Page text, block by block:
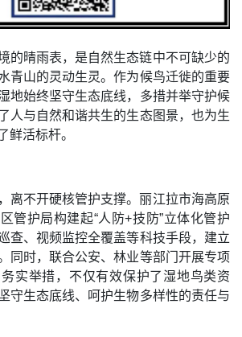
的晴雨表，是自然生态链中不可缺少的
青山的灵动生灵。作为候鸟迁徙的重要
地始终坚守生态底线，多措并举守护候
人与自然和谐共生的生态图景，也为生
鲜活标杆。
离不开硬核管护支撑。丽江拉市海高原
管护局构建起“人防+技防”立体化管护
查、视频监控全覆盖等科技手段，建立
同时，联合公安、林业等部门开展专项
实举措，不仅有效保护了湿地鸟类资
守生态底线、呵护生物多样性的责任与